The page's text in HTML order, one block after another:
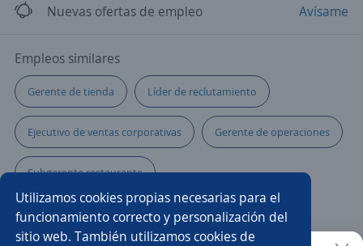
Utilizamos cookies propias necesarias para el
funcionamiento correcto y personalización del
sitio web. También utilizamos cookies de
Nuevas ofertas de empleo Avísame
Empleos similares
Gerente de tienda Líder de reclutamiento
Ejecutivo de ventas corporativas Gerente de operaciones
Subgerente restaurante
Gerente de seguridad patrimonial Gestor/a